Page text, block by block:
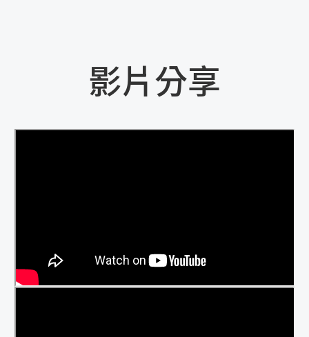
影片分享